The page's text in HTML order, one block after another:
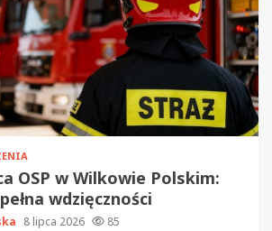
OSP w Wilkowie Polskim:
wdzięczności
8 lipca 2026 85